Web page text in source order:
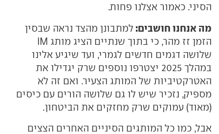
הסיני. כאמור אצלנו פחות.
מה אנחנו חושבים: למתבונן מהצד נראה שבסין
הזמן זז מהר, כי בתוך שנתיים הציג מותג IM
שלושה דגמים חדשים לגמרי, ועד שיגיע אלינו
במהלך 2025 יצטרפו נוספים שרק יגדילו את
האטרקטיביות של המותג הצעיר. ואם זה לא
מספיק, נזכיר שיש לו גם שלושה הורים עם כיסים
(מאוד) עמוקים שרק מחזקים את הביטחון.
אבל, כמו כל המותגים הסיניים האחרים הצצים